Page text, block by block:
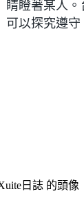
睛瞪著某人
可以探究遵